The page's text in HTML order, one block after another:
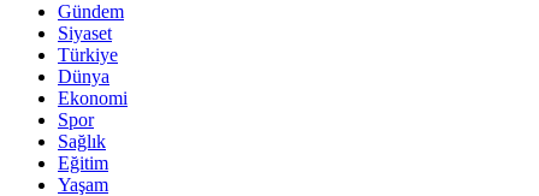
Gündem
Siyaset
Türkiye
Dünya
Ekonomi
Spor
Sağlık
Eğitim
Yaşam